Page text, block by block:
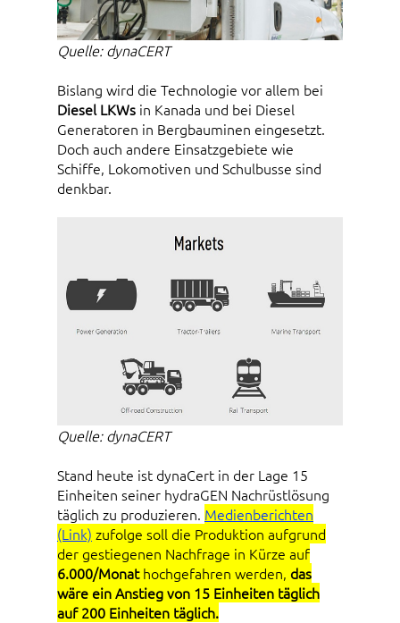
Quelle: dynaCERT
Bislang wird die Technologie vor allem bei
Diesel LKWs in Kanada und bei Diesel
Generatoren in Bergbauminen eingesetzt.
Doch auch andere Einsatzgebiete wie
Schiffe, Lokomotiven und Schulbusse sind
denkbar.
Quelle: dynaCERT
Stand heute ist dynaCert in der Lage 15
Einheiten seiner hydraGEN Nachrüstlösung
täglich zu produzieren. Medienberichten
(Link) zufolge soll die Produktion aufgrund
der gestiegenen Nachfrage in Kürze auf
6.000/Monathochgefahren werden, das
wäre ein Anstieg von 15 Einheiten täglich
auf 200 Einheiten täglich.